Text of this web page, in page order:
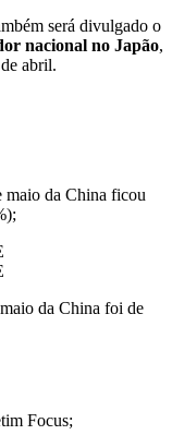
será divulgado o
nacional no Japão,
abril.
maio da China ficou
da China foi de
Focus;